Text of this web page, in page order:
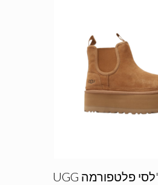
מגפי האגג צ'לסי פלטפורמה UGG